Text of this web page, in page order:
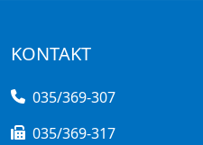
KONTAKT
035/369-307
035/369-317